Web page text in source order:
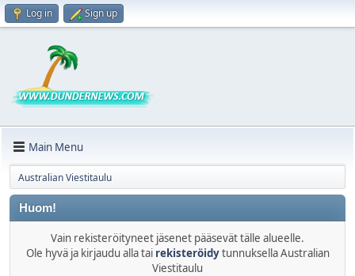
Log in Sign up
Main Menu
Australian Viestitaulu
Huom!
Vain rekisteröityneet jäsenet pääsevät tälle alueelle.
Ole hyvä ja kirjaudu alla tai rekisteröidytunnuksella Australian
Viestitaulu